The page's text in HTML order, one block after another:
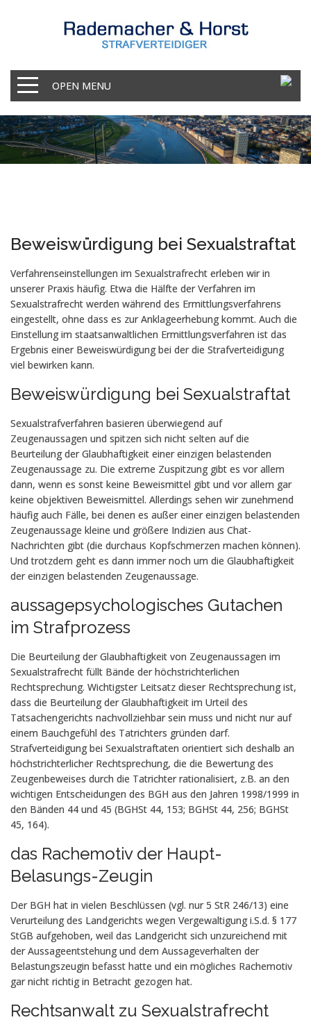
OPEN MENU
Beweiswürdigung bei Sexualstraftat
Verfahrenseinstellungen im Sexualstrafrecht erleben wir in
unserer Praxis häufig. Etwa die Hälfte der Verfahren im
Sexualstrafrecht werden während des Ermittlungsverfahrens
eingestellt, ohne dass es zur Anklageerhebung kommt. Auch die
Einstellung im staatsanwaltlichen Ermittlungsverfahren ist das
Ergebnis einer Beweiswürdigung bei der die Strafverteidigung
viel bewirken kann.
Beweiswürdigung bei Sexualstraftat
Sexualstrafverfahren basieren überwiegend auf
Zeugenaussagen und spitzen sich nicht selten auf die
Beurteilung der Glaubhaftigkeit einer einzigen belastenden
Zeugenaussage zu. Die extreme Zuspitzung gibt es vor allem
dann, wenn es sonst keine Beweismittel gibt und vor allem gar
keine objektiven Beweismittel. Allerdings sehen wir zunehmend
häufig auch Fälle, bei denen es außer einer einzigen belastenden
Zeugenaussage kleine und größere Indizien aus Chat-
Nachrichten gibt (die durchaus Kopfschmerzen machen können).
Und trotzdem geht es dann immer noch um die Glaubhaftigkeit
der einzigen belastenden Zeugenaussage.
aussagepsychologisches Gutachen
im Strafprozess
Die Beurteilung der Glaubhaftigkeit von Zeugenaussagen im
Sexualstrafrecht füllt Bände der höchstrichterlichen
Rechtsprechung. Wichtigster Leitsatz dieser Rechtsprechung ist,
dass die Beurteilung der Glaubhaftigkeit im Urteil des
Tatsachengerichts nachvollziehbar sein muss und nicht nur auf
einem Bauchgefühl des Tatrichters gründen darf.
Strafverteidigung bei Sexualstraftaten orientiert sich deshalb an
höchstrichterlicher Rechtsprechung, die die Bewertung des
Zeugenbeweises durch die Tatrichter rationalisiert, z.B. an den
wichtigen Entscheidungen des BGH aus den Jahren 1998/1999 in
den Bänden 44 und 45 (BGHSt 44, 153; BGHSt 44, 256; BGHSt
45, 164).
das Rachemotiv der Haupt-
Belasungs-Zeugin
Der BGH hat in vielen Beschlüssen (vgl. nur 5 StR 246/13) eine
Verurteilung des Landgerichts wegen Vergewaltigung i.S.d. § 177
StGB aufgehoben, weil das Landgericht sich unzureichend mit
der Aussageentstehung und dem Aussageverhalten der
Belastungszeugin befasst hatte und ein mögliches Rachemotiv
gar nicht richtig in Betracht gezogen hat.
Rechtsanwalt zu Sexualstrafrecht